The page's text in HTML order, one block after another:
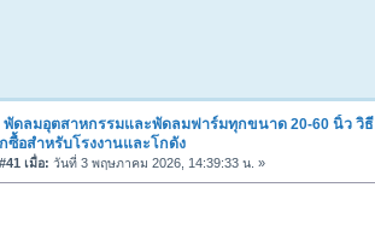
พัดลมอุตสาหกรรมและพัดลมฟาร์มทุกขนาด 20-60 นิ้ว วิธี
กซื้อสำหรับโรงงานและโกดัง
เมื่อ: วันที่ 3 พฤษภาคม 2026, 14:39:33 น. »